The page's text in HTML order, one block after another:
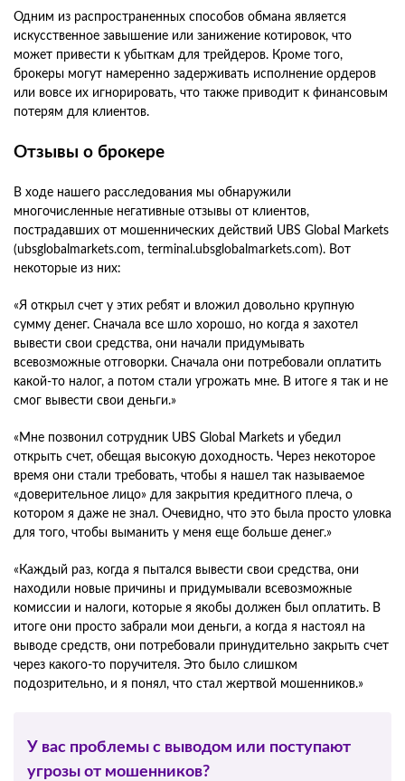
Одним из распространенных способов обмана является
искусственное завышение или занижение котировок, что
может привести к убыткам для трейдеров. Кроме того,
брокеры могут намеренно задерживать исполнение ордеров
или вовсе их игнорировать, что также приводит к финансовым
потерям для клиентов.
Отзывы о брокере
В ходе нашего расследования мы обнаружили
многочисленные негативные отзывы от клиентов,
пострадавших от мошеннических действий UBS Global Markets
(ubsglobalmarkets.com, terminal.ubsglobalmarkets.com). Вот
некоторые из них:
«Я открыл счет у этих ребят и вложил довольно крупную
сумму денег. Сначала все шло хорошо, но когда я захотел
вывести свои средства, они начали придумывать
всевозможные отговорки. Сначала они потребовали оплатить
какой-то налог, а потом стали угрожать мне. В итоге я так и не
смог вывести свои деньги.»
«Мне позвонил сотрудник UBS Global Markets и убедил
открыть счет, обещая высокую доходность. Через некоторое
время они стали требовать, чтобы я нашел так называемое
«доверительное лицо» для закрытия кредитного плеча, о
котором я даже не знал. Очевидно, что это была просто уловка
для того, чтобы выманить у меня еще больше денег.»
«Каждый раз, когда я пытался вывести свои средства, они
находили новые причины и придумывали всевозможные
комиссии и налоги, которые я якобы должен был оплатить. В
итоге они просто забрали мои деньги, а когда я настоял на
выводе средств, они потребовали принудительно закрыть счет
через какого-то поручителя. Это было слишком
подозрительно, и я понял, что стал жертвой мошенников.»
У вас проблемы с выводом или поступают
угрозы от мошенников?